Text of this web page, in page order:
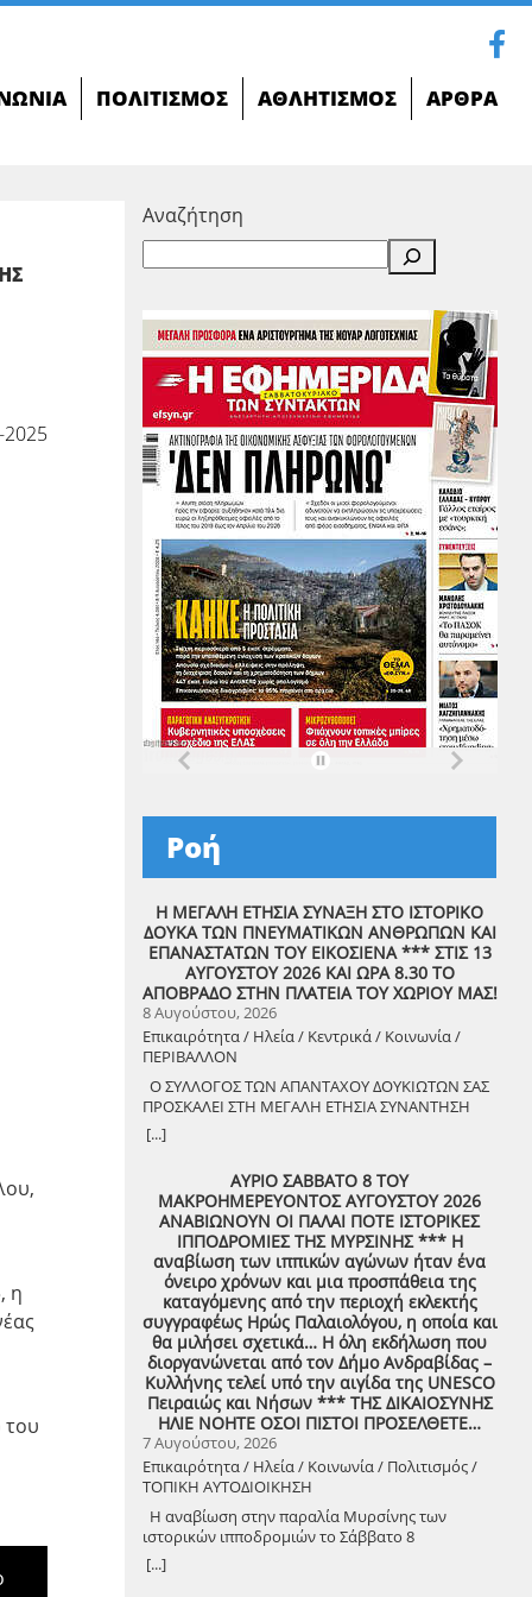
ΠΟΛΙΤΙΣΜΌΣ ΑΘΛΗΤΙΣΜΌΣ ΆΡΘΡΑ
2025
η
του
Αναζήτηση
Ροή
Η ΜΕΓΑΛΗ ΕΤΗΣΙΑ ΣΥΝΑΞΗ ΣΤΟ ΙΣΤΟΡΙΚΟ
ΔΟΥΚΑ ΤΩΝ ΠΝΕΥΜΑΤΙΚΩΝ ΑΝΘΡΩΠΩΝ ΚΑΙ
ΕΠΑΝΑΣΤΑΤΩΝ ΤΟΥ ΕΙΚΟΣΙΕΝΑ *** ΣΤΙΣ 13
ΑΥΓΟΥΣΤΟΥ 2026 ΚΑΙ ΩΡΑ 8.30 ΤΟ
ΑΠΟΒΡΑΔΟ ΣΤΗΝ ΠΛΑΤΕΙΑ ΤΟΥ ΧΩΡΙΟΥ ΜΑΣ!
8 Αυγούστου, 2026
Επικαιρότητα / Ηλεία / Κεντρικά / Κοινωνία /
ΠΕΡΙΒΑΛΛΟΝ
Ο ΣΥΛΛΟΓΟΣ ΤΩΝ ΑΠΑΝΤΑΧΟΥ ΔΟΥΚΙΩΤΩΝ ΣΑΣ
ΠΡΟΣΚΑΛΕΙ ΣΤΗ ΜΕΓΑΛΗ ΕΤΗΣΙΑ ΣΥΝΑΝΤΗΣΗ
ΤΩΝ ΣΥΜΠΑΤΡΙΩΤΩΝ ΣΤΟ ΔΟΥΚΑ ΤΟ ΑΘΑΝΑΤΟ!
Μεγάλη η χαρά η δική μας για το ριζιμιό μας και
με το σπαθί στο χέρι στο Πούσι τους
Τουρκαλβανούς και είχε και μπαρουτόμυλο για
τα κανόνια του αγώνα! ΦΩΤΟΓΡΑΦΙΕΣ ΚΑΙ
ΠΡΟΣΚΛΗΣΗ ΓΙΑ ΤΟ ΣΥΝΑΠΑΝΤΗΜΑ (Πατήστε
πάνω στο σύνδεσμο για να ανοίξει το αρχείο) Ο
Σύλλογος των απανταχού Δουκιωτών σάς
προσκαλεί στην εκδήλωση που θα
πραγματοποιηθεί στο χωριό μας, το ΔΟΥΚΑ, σε
συνδιοργάνωση με τον Δήμο Αρχαίας Ολυμπίας,
στις 13 Αυγούστου, ημέρα Πέμπτη και ώρα 8:30
μ.μ., στην πλατεία του χωριού με θέμα: «Άυλη
πολιτιστική κληρονομιά: Eκφράσεις, Δράσεις
Διαφύλαξης και Προοπτικές στην Ηλεία»
Oμιλητές: – Διομήδης Τόλιος, Διεύθυνση
Νεότερης Πολιτιστικής Κληρονομιάς ΥΠΠΟ-
Σύλλογος Διβριωτών Αθήνας – Γωγώ
Κανελλοπούλου, εκπαιδευτικός – Νίκος
Σιάκκουλης, Πρόεδρος eco action Νεμούτας Θα
ακολουθήσoυν χοροί της Ηλείας από το Λύκειο
Ελληνίδων Πύργου Η είσοδος για την πολιτιστική
[...]
ΑΥΡΙΟ ΣΑΒΒΑΤΟ 8 ΤΟΥ
ΜΑΚΡΟΗΜΕΡΕΥΟΝΤΟΣ ΑΥΓΟΥΣΤΟΥ 2026
ΑΝΑΒΙΩΝΟΥΝ ΟΙ ΠΑΛΑΙ ΠΟΤΕ ΙΣΤΟΡΙΚΕΣ
ΙΠΠΟΔΡΟΜΙΕΣ ΤΗΣ ΜΥΡΣΙΝΗΣ *** Η
αναβίωση των ιππικών αγώνων ήταν ένα
όνειρο χρόνων και μια προσπάθεια της
καταγόμενης από την περιοχή εκλεκτής
συγγραφέως Ηρώς Παλαιολόγου, η οποία και
θα μιλήσει σχετικά… Η όλη εκδήλωση που
διοργανώνεται από τον Δήμο Ανδραβίδας –
Κυλλήνης τελεί υπό την αιγίδα της UNESCO
Πειραιώς και Νήσων *** ΤΗΣ ΔΙΚΑΙΟΣΥΝΗΣ
ΗΛΙΕ ΝΟΗΤΕ ΟΣΟΙ ΠΙΣΤΟΙ ΠΡΟΣΕΛΘΕΤΕ…
7 Αυγούστου, 2026
Επικαιρότητα / Ηλεία / Κοινωνία / Πολιτισμός /
ΤΟΠΙΚΗ ΑΥΤΟΔΙΟΙΚΗΣΗ
Η αναβίωση στην παραλία Μυρσίνης των
ιστορικών ιπποδρομιών το Σάββατο 8
Αυγούστου 2026
[...]